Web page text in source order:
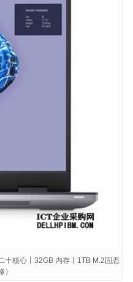
核心丨32GB 内存丨1TB M.2固态